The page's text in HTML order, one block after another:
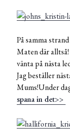
På samma
Maten där
vänta på nästa
Jag beställer
Mums!Under
spana in det>>